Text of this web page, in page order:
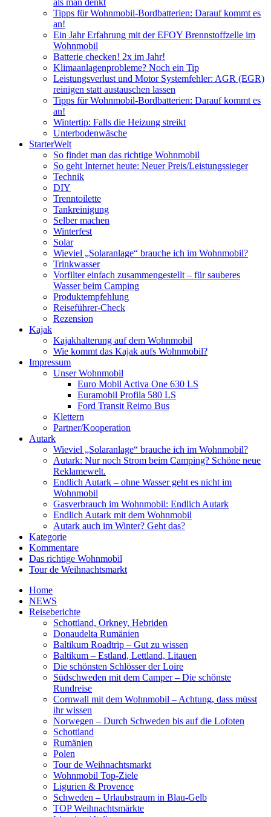
Tipps für Wohnmobil-Bordbatterien: Darauf kommt es
an!
Ein Jahr Erfahrung mit der EFOY Brennstoffzelle im
Wohnmobil
Batterie checken! 2x im Jahr!
Klimaanlagenprobleme? Noch ein Tip
Leistungsverlust und Motor Systemfehler: AGR (EGR)
reinigen statt austauschen lassen
Tipps für Wohnmobil-Bordbatterien: Darauf kommt es
an!
Wintertip: Falls die Heizung streikt
Unterbodenwäsche
StarterWelt
So findet man das richtige Wohnmobil
So geht Internet heute: Neuer Preis/Leistungssieger
Technik
DIY
Trenntoilette
Tankreinigung
Selber machen
Winterfest
Solar
Wieviel „Solaranlage“ brauche ich im Wohnmobil?
Trinkwasser
Vorfilter einfach zusammengestellt – für sauberes
Wasser beim Camping
Produktempfehlung
Reiseführer-Check
Rezension
Kajak
Kajakhalterung auf dem Wohnmobil
Wie kommt das Kajak aufs Wohnmobil?
Impressum
Unser Wohnmobil
Euro Mobil Activa One 630 LS
Euramobil Profila 580 LS
Ford Transit Reimo Bus
Klettern
Partner/Kooperation
Autark
Wieviel „Solaranlage“ brauche ich im Wohnmobil?
Autark: Nur noch Strom beim Camping? Schöne neue
Reklamewelt.
Endlich Autark – ohne Wasser geht es nicht im
Wohnmobil
Gasverbrauch im Wohnmobil: Endlich Autark
Endlich Autark mit dem Wohnmobil
Autark auch im Winter? Geht das?
Kategorie
Kommentare
Das richtige Wohnmobil
Tour de Weihnachtsmarkt
Home
NEWS
Reiseberichte
Schottland, Orkney, Hebriden
Donaudelta Rumänien
Baltikum Roadtrip – Gut zu wissen
Baltikum – Estland, Lettland, Litauen
Die schönsten Schlösser der Loire
Südschweden mit dem Camper – Die schönste
Rundreise
Cornwall mit dem Wohnmobil – Achtung, dass müsst
ihr wissen
Norwegen – Durch Schweden bis auf die Lofoten
Schottland
Rumänien
Polen
Tour de Weihnachtsmarkt
Wohnmobil Top-Ziele
Ligurien & Provence
Schweden – Urlaubstraum in Blau-Gelb
TOP Weihnachtsmärkte